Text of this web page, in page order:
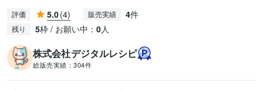
評価 5.0(4) 販売実績 4件
残り 5枠 / お願い中： 0人
株式会社デジタルレシピ
総販売実績： 304件